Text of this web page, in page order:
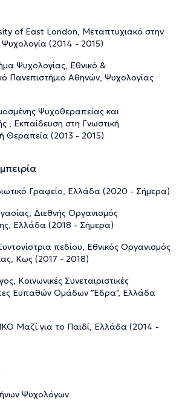
of East London, Μεταπτυχιακό στην
(2014 - 2015)
Ψυχολογίας, Εθνικό &
Πανεπιστήμιο Αθηνών, Ψυχολογίας
Ψυχοθεραπείας και
, Εκπαίδευση στη Γνωστική
Θεραπεία (2013 - 2015)
Γραφείο, Ελλάδα (2020 - Σήμερα)
Διεθνής Οργανισμός
Ελλάδα (2018 - Σήμερα)
πεδίου, Εθνικός Οργανισμός
Κως (2017 - 2018)
Κοινωνικές Συνεταιριστικές
Ευπαθών Ομάδων "Έδρα", Ελλάδα
Μαζί για το Παιδί, Ελλάδα (2014 -
Ψυχολόγων